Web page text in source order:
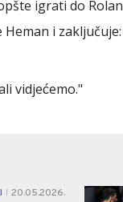
igrati do Rolan
i zaključuje:
vidjećemo."
20.05.2026.